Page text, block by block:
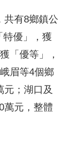
共有8鄉鎮公
特優」，獲
「優等」，
眉等4個鄉
元；湖口及
萬元，整體